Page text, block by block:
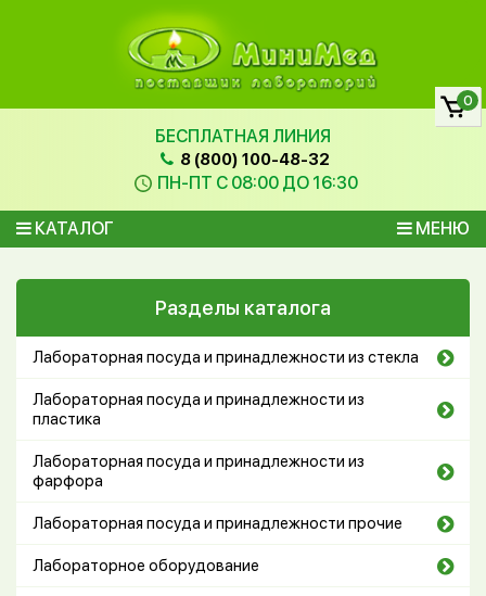
БЕСПЛАТНАЯ ЛИНИЯ
8 (800) 100-48-32
ПН-ПТ С 08:00 ДО 16:30
КАТАЛОГ МЕНЮ
0
Разделы каталога
Лабораторная посуда и принадлежности из стекла
Лабораторная посуда и принадлежности из
пластика
Лабораторная посуда и принадлежности из
фарфора
Лабораторная посуда и принадлежности прочие
Лабораторное оборудование